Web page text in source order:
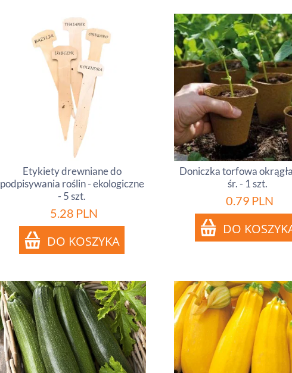
Etykiety drewniane do
podpisywania roślin - ekologiczne
- 5 szt.
5.28 PLN
Doniczka torfowa
śr. - 1 szt.
0.79 PLN